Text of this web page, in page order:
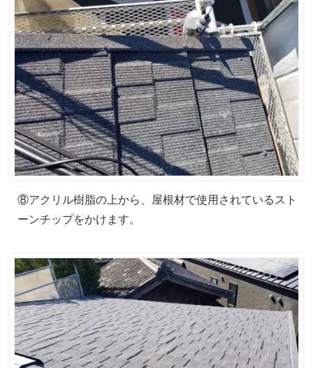
⑧アクリル樹脂の上から、屋根材で使用されているスト
ーンチップをかけます。